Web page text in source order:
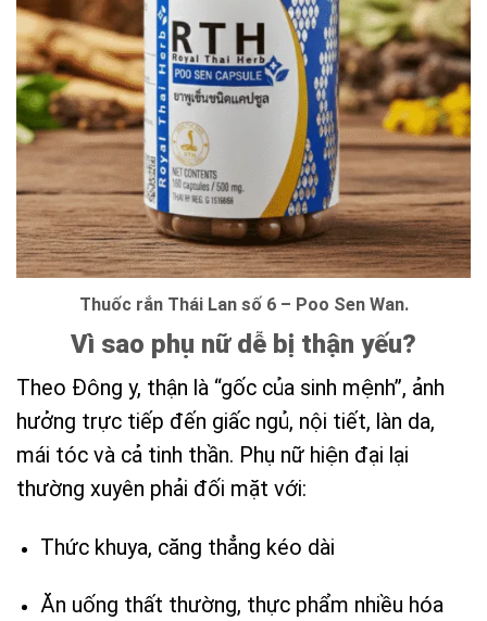
Thuốc rắn Thái Lan số 6 – Poo Sen Wan.
Vì sao phụ nữ dễ bị thận yếu?
Theo Đông y, thận là “gốc của sinh mệnh”, ảnh
hưởng trực tiếp đến giấc ngủ, nội tiết, làn da,
mái tóc và cả tinh thần. Phụ nữ hiện đại lại
thường xuyên phải đối mặt với:
Thức khuya, căng thẳng kéo dài
Ăn uống thất thường, thực phẩm nhiều hóa